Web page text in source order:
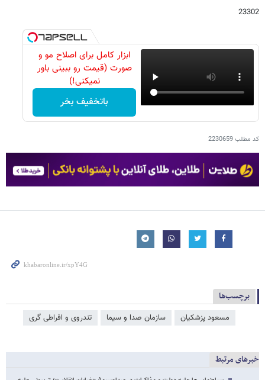
23302
ابزار کامل برای اصلاح مو و
صورت (قیمت رو ببینی باور
نمیکنی!)
باتخفیف بخر
کد مطلب2230659
برچسب‌ها
مسعود پزشکیان سازمان صدا و سیما تندروی و افراطی گری
خبرهای مرتبط